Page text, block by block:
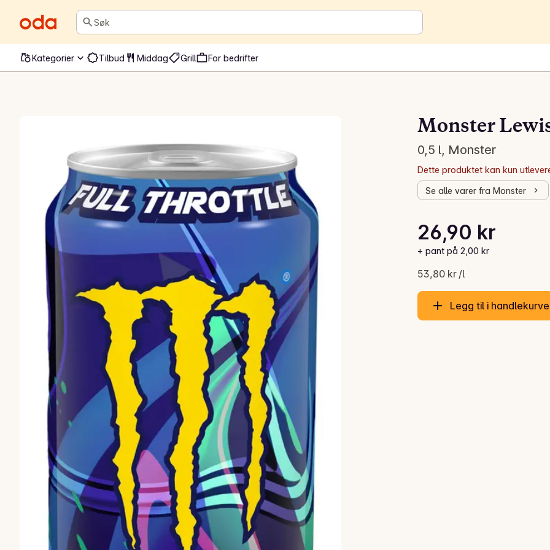
Søk
Kategorier Tilbud Middag Grill For bedrifter
Monster
0,5 l, Monster
Dette produktet kan kun
Se alle varer fra Monster
Gjeldende pris er: 26,90 kr
26,90 kr
+ pant på 2,00 kr
53,80 kr /l
Stykkpris: 53,80 kr /l
Legg til i